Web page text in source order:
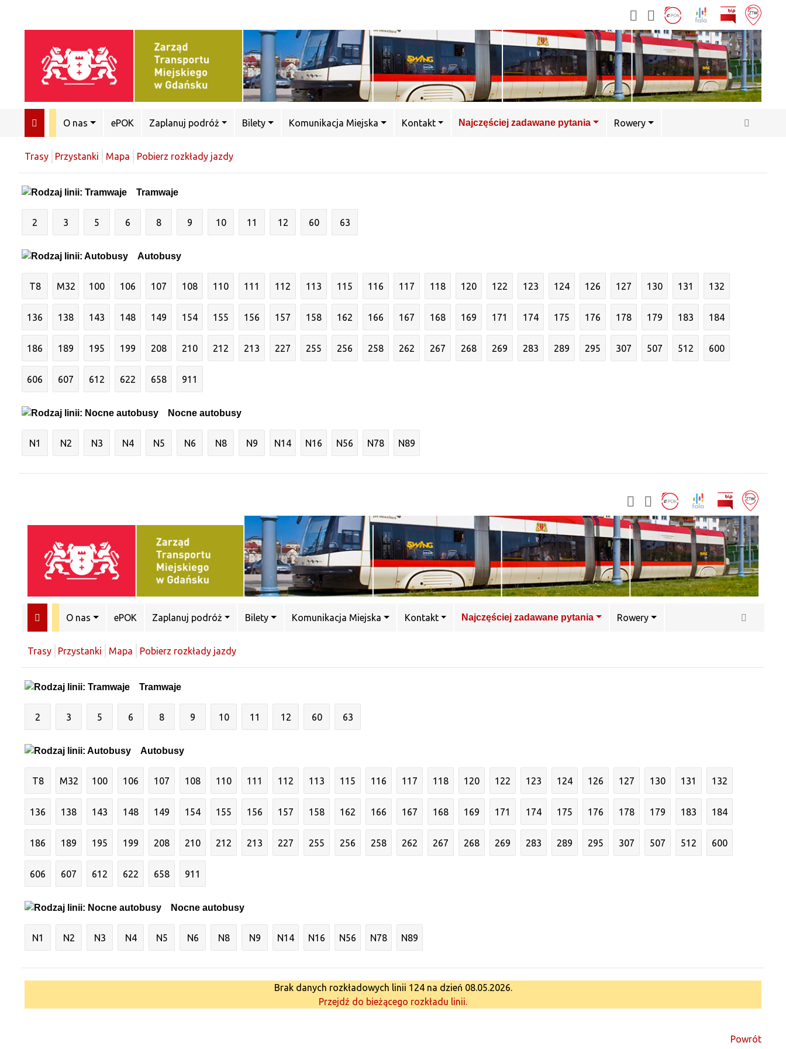
O nas ePOK Zaplanuj podróż Bilety Komunikacja Miejska Kontakt Najczęściej zadawane pytania Rowery
Trasy Przystanki Mapa Pobierz rozkłady jazdy
Tramwaje
2 3 5 6 8 9 10 11 12 60 63
Autobusy
T8 M32 100 106 107 108 110 111 112 113 115 116 117 118 120 122 123 124 126 127 130 131 132
136 138 143 148 149 154 155 156 157 158 162 166 167 168 169 171 174 175 176 178 179 183 184
186 189 195 199 208 210 212 213 227 255 256 258 262 267 268 269 283 289 295 307 507 512 600
606 607 612 622 658 911
Nocne autobusy
N1 N2 N3 N4 N5 N6 N8 N9 N14 N16 N56 N78 N89
O nas ePOK Zaplanuj podróż Bilety Komunikacja Miejska Kontakt Najczęściej zadawane pytania Rowery
Trasy Przystanki Mapa Pobierz rozkłady jazdy
Tramwaje
2 3 5 6 8 9 10 11 12 60 63
Autobusy
T8 M32 100 106 107 108 110 111 112 113 115 116 117 118 120 122 123 124 126 127 130 131 132
136 138 143 148 149 154 155 156 157 158 162 166 167 168 169 171 174 175 176 178 179 183 184
186 189 195 199 208 210 212 213 227 255 256 258 262 267 268 269 283 289 295 307 507 512 600
606 607 612 622 658 911
Nocne autobusy
N1 N2 N3 N4 N5 N6 N8 N9 N14 N16 N56 N78 N89
Brak danych rozkładowych linii 124 na dzień 08.05.2026.
Przejdź do bieżącego rozkładu linii.
Powrót